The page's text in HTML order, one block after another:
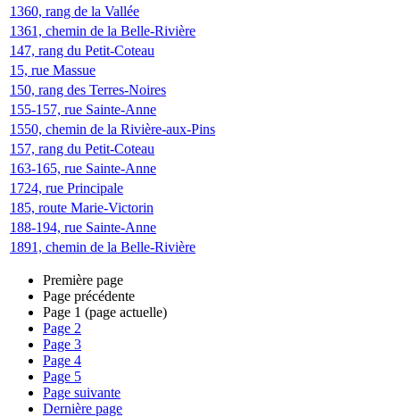
1360, rang de la Vallée
1361, chemin de la Belle-Rivière
147, rang du Petit-Coteau
15, rue Massue
150, rang des Terres-Noires
155-157, rue Sainte-Anne
1550, chemin de la Rivière-aux-Pins
157, rang du Petit-Coteau
163-165, rue Sainte-Anne
1724, rue Principale
185, route Marie-Victorin
188-194, rue Sainte-Anne
1891, chemin de la Belle-Rivière
Première page
Page précédente
Page 1 (page actuelle)
Page 2
Page 3
Page 4
Page 5
Page suivante
Dernière page